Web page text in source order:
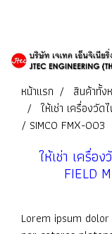
หน้าแรก
สินค้าทั้ง
ให้เช่า เครื่องวัด
/ SIMCO FMX-003
ให้เช่า เครื่อ
FIELD
Lorem ipsum